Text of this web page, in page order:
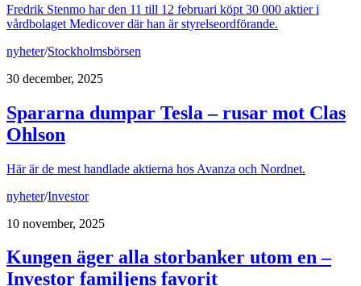
Fredrik Stenmo har den 11 till 12 februari köpt 30 000 aktier i
vårdbolaget Medicover där han är styrelseordförande.
nyheter/Stockholmsbörsen
30 december, 2025
Spararna dumpar Tesla – rusar mot Clas
Ohlson
Här är de mest handlade aktierna hos Avanza och Nordnet.
nyheter/Investor
10 november, 2025
Kungen äger alla storbanker utom en –
Investor familjens favorit